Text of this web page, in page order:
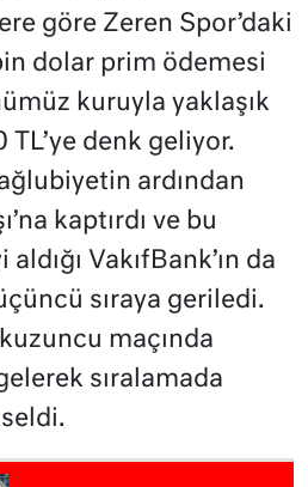
göre Zeren Spor’daki
dolar prim ödemesi
kuruyla yaklaşık
denk geliyor.
ardından
kaptırdı ve bu
VakıfBank’ın da
sıraya geriledi.
maçında
sıralamada